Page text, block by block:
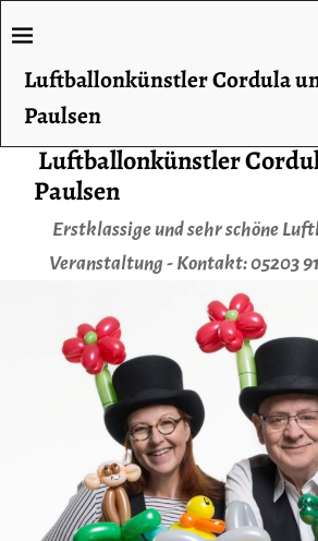
Luftballonkünstler
Paulsen
Erstklassige und sehr schöne
Veranstaltung - Kontakt: 05203
Luftballonkünstler Cordula
Paulsen